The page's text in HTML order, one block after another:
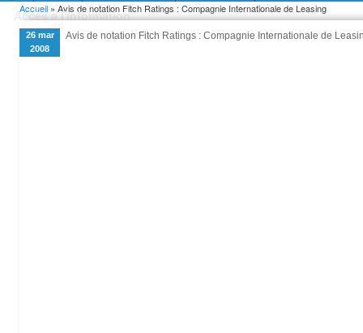
Accès à l'information
Vous êtes ici
Accueil » Avis de notation Fitch Ratings : Compagnie Internationale de Leasing
26 mar
2008
Avis de notation Fitch Ratings : Compagnie Internationale de